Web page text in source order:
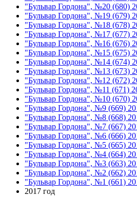
"Бульвар Гордона", №20 (680)
"Бульвар Гордона", №19 (679)
"Бульвар Гордона", №18 (678)
"Бульвар Гордона", №17 (677)
"Бульвар Гордона", №16 (676)
"Бульвар Гордона", №15 (675)
"Бульвар Гордона", №14 (674)
"Бульвар Гордона", №13 (673)
"Бульвар Гордона", №12 (672)
"Бульвар Гордона", №11 (671)
"Бульвар Гордона", №10 (670)
"Бульвар Гордона", №9 (669)
"Бульвар Гордона", №8 (668)
"Бульвар Гордона", №7 (667)
"Бульвар Гордона", №6 (666)
"Бульвар Гордона", №5 (665)
"Бульвар Гордона", №4 (664)
"Бульвар Гордона", №3 (663)
"Бульвар Гордона", №2 (662)
"Бульвар Гордона", №1 (661)
2017 год